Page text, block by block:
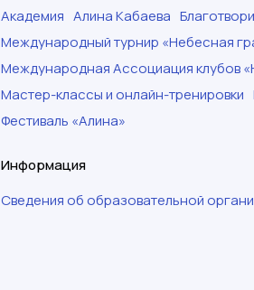
Академия Алина Кабаева
Международный турнир «Небесная
Международная Ассоциация клубов
Мастер-классы и онлайн-тренировки
Фестиваль «Алина»
Информация
Сведения об образовательной